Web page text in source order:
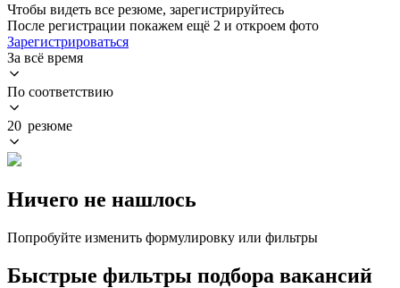
Чтобы видеть все резюме, зарегистрируйтесь
После регистрации покажем ещё 2 и откроем фото
Зарегистрироваться
За всё время
По соответствию
20 резюме
Ничего не нашлось
Попробуйте изменить формулировку или фильтры
Быстрые фильтры подбора вакансий